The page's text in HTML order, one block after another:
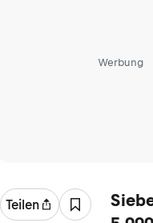
Werbung
Teilen